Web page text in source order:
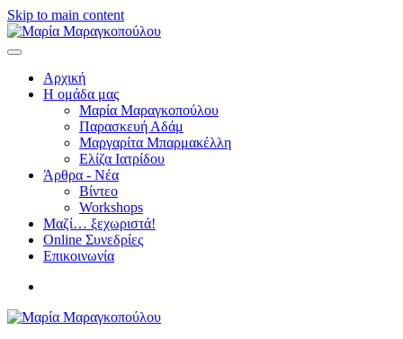
Skip to main content
Αρχική
Η ομάδα μας
Μαρία Μαραγκοπούλου
Παρασκευή Αδάμ
Μαργαρίτα Μπαρμακέλλη
Ελίζα Ιατρίδου
Άρθρα - Νέα
Βίντεο
Workshops
Μαζί… ξεχωριστά!
Online Συνεδρίες
Επικοινωνία